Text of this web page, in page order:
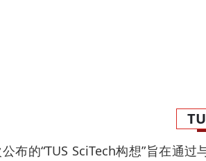
布的“TUS SciTech构想”旨在通